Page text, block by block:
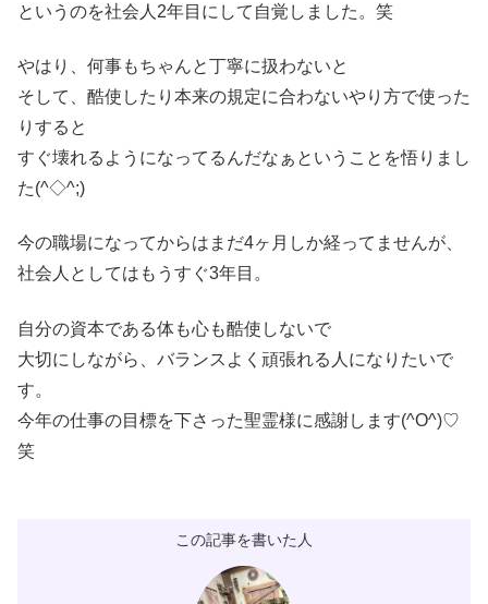
というのを社会人2年目にして自覚しました。笑
やはり、何事もちゃんと丁寧に扱わないと
そして、酷使したり本来の規定に合わないやり方で使った
りすると
すぐ壊れるようになってるんだなぁということを悟りまし
た(^◇^;)
今の職場になってからはまだ4ヶ月しか経ってませんが、
社会人としてはもうすぐ3年目。
自分の資本である体も心も酷使しないで
大切にしながら、バランスよく頑張れる人になりたいで
す。
今年の仕事の目標を下さった聖霊様に感謝します(^O^)♡
笑
この記事を書いた人